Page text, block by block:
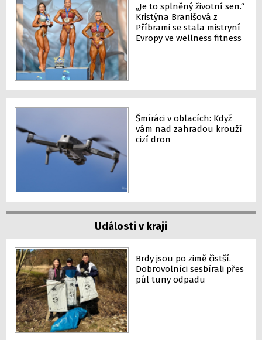
„Je to splněný životní sen.“
Kristýna Branišová z
Příbrami se stala mistryní
Evropy ve wellness fitness
Šmíráci v oblacích: Když
vám nad zahradou krouží
cizí dron
Události v kraji
Brdy jsou po zimě čistší.
Dobrovolníci sesbírali přes
půl tuny odpadu